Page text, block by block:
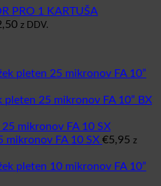
KARTUŠA
z DDV.
25 mikronov FA 10” BX
mikronov FA 10 SX €5,95 z